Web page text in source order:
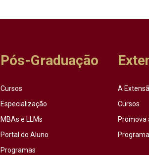
Pós-Graduação
Cursos
Especialização
MBAs e LLMs
Portal do Aluno
Programas
A
Cursos
Promova